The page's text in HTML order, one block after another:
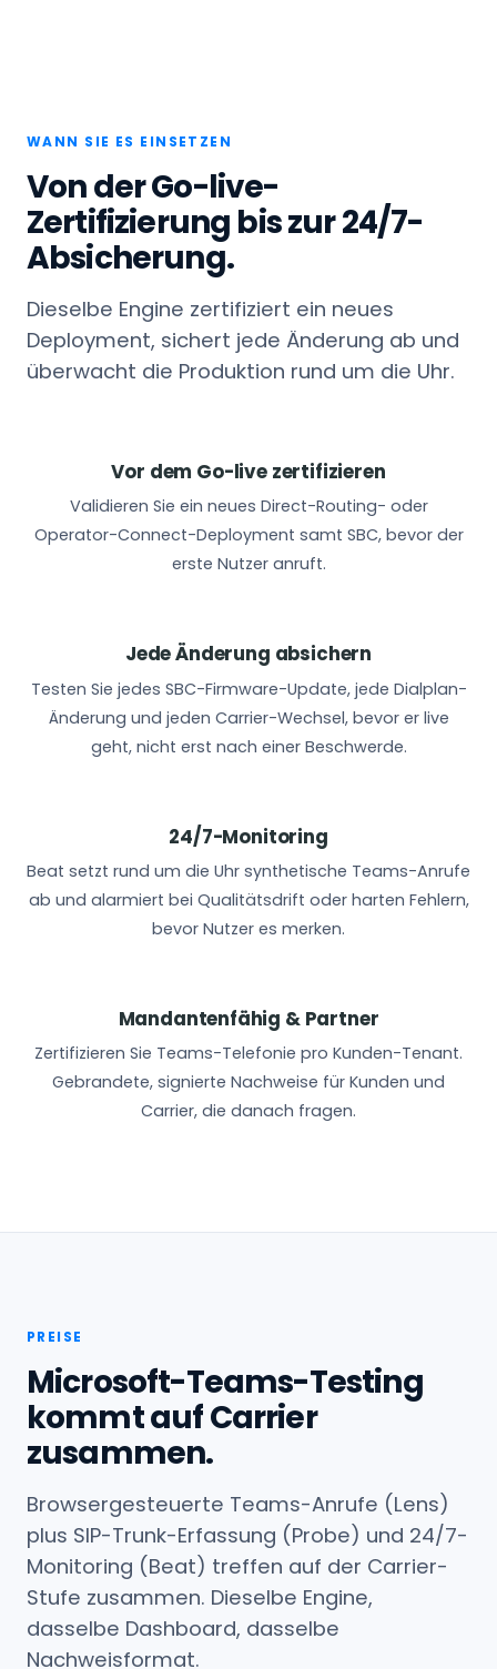
WANN SIE ES EINSETZEN
Von der Go-live-
Zertifizierung bis zur 24/7-
Absicherung.
Dieselbe Engine zertifiziert ein neues
Deployment, sichert jede Änderung ab und
überwacht die Produktion rund um die Uhr.
Vor dem Go-live zertifizieren
Validieren Sie ein neues Direct-Routing- oder
Operator-Connect-Deployment samt SBC, bevor der
erste Nutzer anruft.
Jede Änderung absichern
Testen Sie jedes SBC-Firmware-Update, jede Dialplan-
Änderung und jeden Carrier-Wechsel, bevor er live
geht, nicht erst nach einer Beschwerde.
24/7-Monitoring
Beat setzt rund um die Uhr synthetische Teams-Anrufe
ab und alarmiert bei Qualitätsdrift oder harten Fehlern,
bevor Nutzer es merken.
Mandantenfähig & Partner
Zertifizieren Sie Teams-Telefonie pro Kunden-Tenant.
Gebrandete, signierte Nachweise für Kunden und
Carrier, die danach fragen.
PREISE
Microsoft-Teams-Testing
kommt auf Carrier
zusammen.
Browsergesteuerte Teams-Anrufe (Lens)
plus SIP-Trunk-Erfassung (Probe) und 24/7-
Monitoring (Beat) treffen auf der Carrier-
Stufe zusammen. Dieselbe Engine,
dasselbe Dashboard, dasselbe
Nachweisformat.